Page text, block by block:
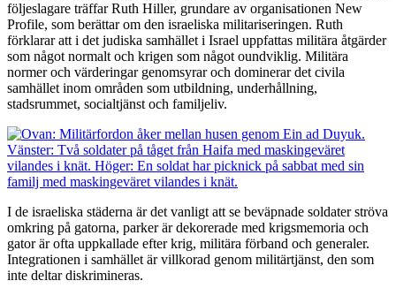
följeslagare träffar Ruth Hiller, grundare av organisationen New
Profile, som berättar om den israeliska militariseringen. Ruth
förklarar att i det judiska samhället i Israel uppfattas militära åtgärder
som något normalt och krigen som något oundviklig. Militära
normer och värderingar genomsyrar och dominerar det civila
samhället inom områden som utbildning, underhållning,
stadsrummet, socialtjänst och familjeliv.
I de israeliska städerna är det vanligt att se beväpnade soldater ströva
omkring på gatorna, parker är dekorerade med krigsmemoria och
gator är ofta uppkallade efter krig, militära förband och generaler.
Integrationen i samhället är villkorad genom militärtjänst, den som
inte deltar diskrimineras.